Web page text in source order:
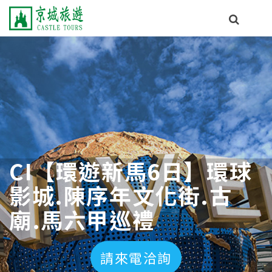
CI【環遊新馬6日】環球
影城.陳序年文化街.古
廟.馬六甲巡禮
請來電洽詢